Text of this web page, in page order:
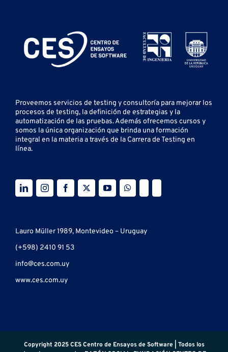
Proveemos servicios de testing yconsultoría para mejorar los
procesos de testing, la definición de estrategias y la
automatización de las pruebas.Además ofrecemos cursos y
somos la única organización que brinda una formación
integral en la materia a través de la Carrera de Testing en
línea.
Lauro Müller 1989, Montevideo – Uruguay
(+598) 2410 91 53
info@ces.com.uy
www.ces.com.uy
Copyright 2025 CES Centro de Ensayos de Software | Todos los